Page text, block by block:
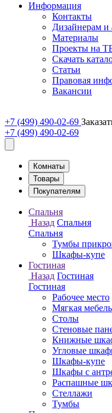
Информация
Контакты
Дизайнерам и
Материалы
Проекты на
Скачать
Статьи
Правовая
Вакансии
+7 (499) 490-02-69
+7 (499) 490-02-69